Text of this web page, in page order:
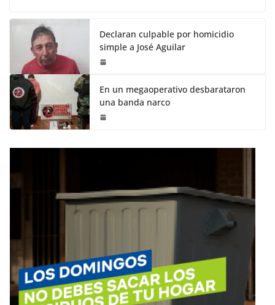
Declaran culpable por homicidio
simple a José Aguilar
En un megaoperativo desbarataron
una banda narco